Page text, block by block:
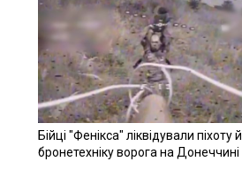
Бійці "Фенікса" ліквідували піхоту й
бронетехніку ворога на Донеччині